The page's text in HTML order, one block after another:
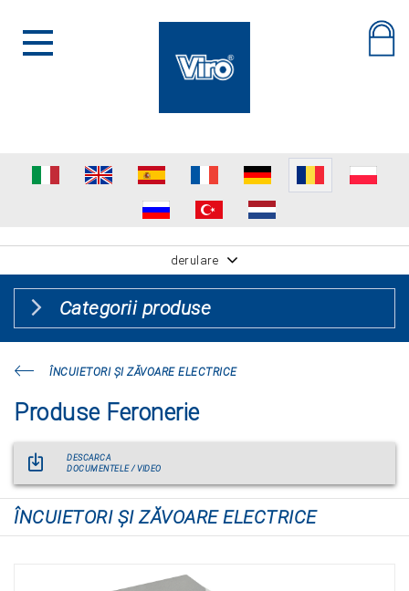
derulare
Categorii produse
ÎNCUIETORI ŞI ZĂVOARE ELECTRICE
Produse Feronerie
DESCARCA
DOCUMENTELE / VIDEO
ÎNCUIETORI ŞI ZĂVOARE ELECTRICE